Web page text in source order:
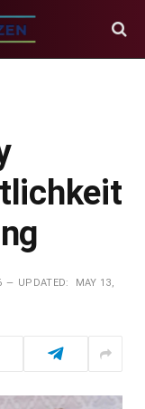
UPDATED: MAY 13,